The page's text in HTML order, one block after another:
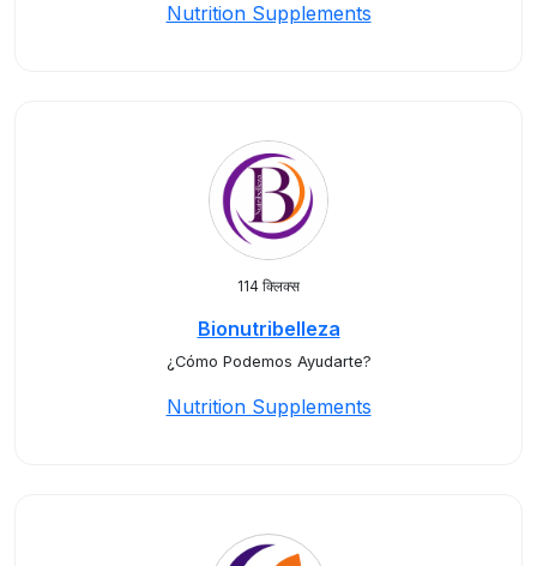
Nutrition Supplements
114 क्लिक्स
Bionutribelleza
¿Cómo Podemos Ayudarte?
Nutrition Supplements